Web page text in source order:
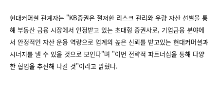
현대커머셜 관계자는 "KB증권은 철저한 리스크 관리와 우량 자산 선별을 통
해 부동산 금융 시장에서 인정받고 있는 초대형 증권사로, 기업금융 분야에
서 안정적인 자산 운용 역량으로 업계의 높은 신뢰를 받고있는 현대커머셜과
시너지를 낼 수 있을 것으로 보인다"며 "이번 전략적 파트너십을 통해 다양
한 협업을 추진해 나갈 것"이라고 밝혔다.